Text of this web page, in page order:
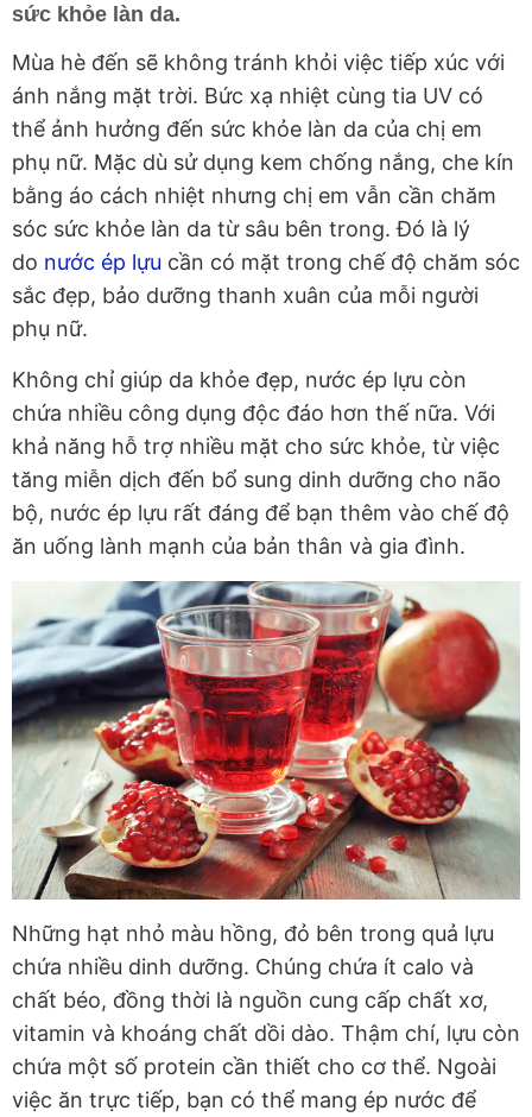
sức khỏe làn da.
Mùa hè đến sẽ không tránh khỏi việc tiếp xúc với
ánh nắng mặt trời. Bức xạ nhiệt cùng tia UV có
thể ảnh hưởng đến sức khỏe làn da của chị em
phụ nữ. Mặc dù sử dụng kem chống nắng, che kín
bằng áo cách nhiệt nhưng chị em vẫn cần chăm
sóc sức khỏe làn da từ sâu bên trong. Đó là lý
do nước ép lựu cần có mặt trong chế độ chăm sóc
sắc đẹp, bảo dưỡng thanh xuân của mỗi người
phụ nữ.
Không chỉ giúp da khỏe đẹp, nước ép lựu còn
chứa nhiều công dụng độc đáo hơn thế nữa. Với
khả năng hỗ trợ nhiều mặt cho sức khỏe, từ việc
tăng miễn dịch đến bổ sung dinh dưỡng cho não
bộ, nước ép lựu rất đáng để bạn thêm vào chế độ
ăn uống lành mạnh của bản thân và gia đình.
Những hạt nhỏ màu hồng, đỏ bên trong quả lựu
chứa nhiều dinh dưỡng. Chúng chứa ít calo và
chất béo, đồng thời là nguồn cung cấp chất xơ,
vitamin và khoáng chất dồi dào. Thậm chí, lựu còn
chứa một số protein cần thiết cho cơ thể. Ngoài
việc ăn trực tiếp, bạn có thể mang ép nước để